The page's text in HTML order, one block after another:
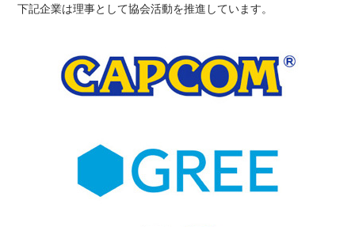
下記企業は理事として協会活動を推進しています。